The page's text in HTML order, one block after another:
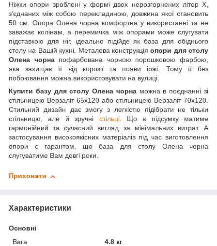
Ніжки опори зроблені у формі двох нерозгорнених літер Х,
з'єднаних між собою перекладиною, довжина якої становить
50 см. Опора Олена чорна комфортна у використанні та не
заважає колінам, а перемичка між опорами може слугувати
підставкою для ніг, ідеально підійде як база для обіднього
столу на Вашій кухні. Металева конструкціяопори для столу
Олена чорнапофарбована чорною порошковою фарбою,
яка захищає її від корозії та появи іржі. Тому її без
побоювання можна використовувати на вулиці.
Купити базу для столу Олена чорнаможна в поєднанні зі
стільницею Верзаліт 65х120 або стільницею Верзаліт 70х120.
Стильний дизайн дає змогу з легкістю підібрати не тільки
стільницю, але й зручні стільці. Що в підсумку матиме
гармонійний та сучасний вигляд за мінімальних витрат. А
застосування високоякісних матеріалів під час виготовлення
опори є гарантом, що база для столу Олена чорна
слугуватиме Вам довгі роки.
Приховати
Характеристики
Основні
Вага
4.8 кг